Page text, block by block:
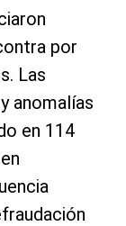
por
Las
anomalías
en 114